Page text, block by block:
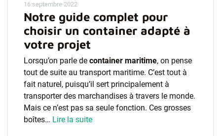
16 septembre 2022
Notre guide complet pour
choisir un container adapté à
votre projet
Lorsqu’on parle de container maritime, on pense
tout de suite au transport maritime. C’est tout à
fait naturel, puisqu’il sert principalement à
transporter des marchandises à travers le monde.
Mais ce n’est pas sa seule fonction. Ces grosses
boîtes… Lire la suite